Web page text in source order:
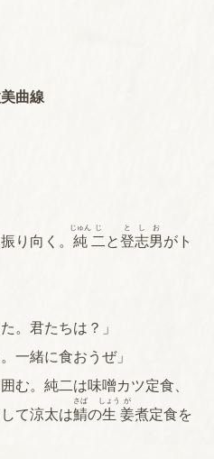
曲線
り向く。 純
じゅん
二
じ
と登
と
志
し
男
お
がト
。君たちは？」
一緒に食おうぜ」
む。純二は味噌カツ定食、
て涼太は鯖
さば
の生
しょう
姜
が
煮定食を